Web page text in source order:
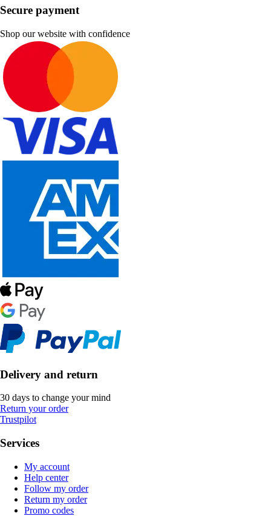
Secure payment
Shop our website with confidence
Delivery and return
30 days to change your mind
Return your order
Trustpilot
Services
My account
Help center
Follow my order
Return my order
Promo codes